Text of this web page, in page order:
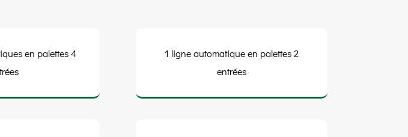
en palettes 4
1 ligne automatique en palettes 2
entrées